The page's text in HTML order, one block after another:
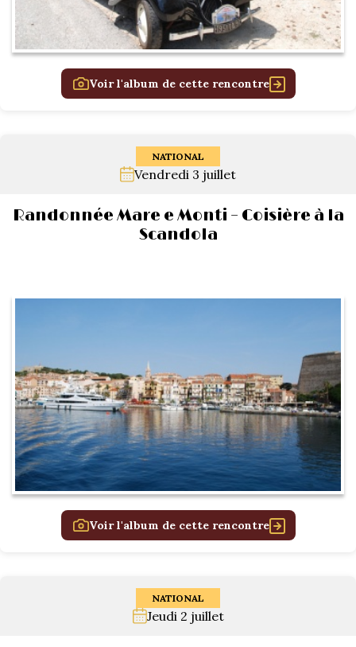
Voir l'album de cette rencontre
NATIONAL
Vendredi 3 juillet
Randonnée Mare e Monti – Coisière à la
Scandola
Voir l'album de cette rencontre
NATIONAL
Jeudi 2 juillet